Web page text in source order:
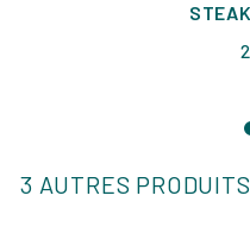
3 AUTRES